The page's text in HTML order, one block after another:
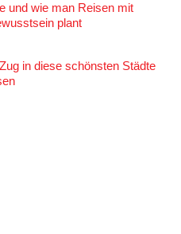
und wie man Reisen mit
plant
in diese schönsten Städte